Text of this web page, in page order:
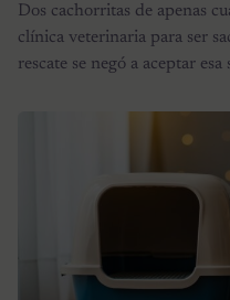
Dos cachorritas de apenas
clínica veterinaria para ser
rescate se negó a aceptar esa